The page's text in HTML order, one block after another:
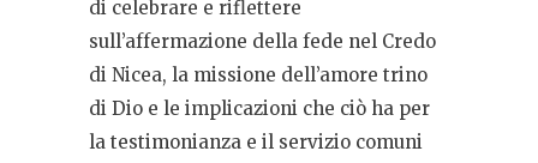
di celebrare e riflettere
sull’affermazione della fede nel Credo
di Nicea, la missione dell’amore trino
di Dio e le implicazioni che ciò ha per
la testimonianza e il servizio comuni